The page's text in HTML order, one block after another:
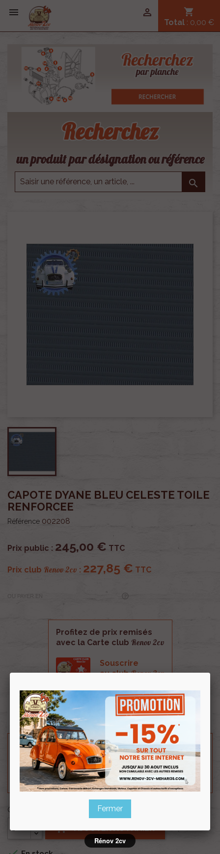
 shopping_cart
Total : 0,00 €

Recherchez
un produit par désignation ou référence

CAPOTE DYANE BLEU CELESTE TOILE
RENFORCEE
Référence 002208
Prix public : 245,00 € TTC
Prix club Renov 2cv : 227,85 € TTC
Profitez de prix remisés
avec la Carte club Renov 2cv
Souscrire
au clubRenov 2cv
Capote Dyane bleu celeste toile renforcée.
Besoin d'un renseignement technique sur le produit
? N'hésitez pas à contacter notre service
technique au0254 277 154
ou par mail à
renov2cv.technique@gmail.com.
Quantité
 AJOUTER AU PANIER
Fermer
Rénov 2cv